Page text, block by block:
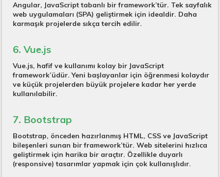
Angular, JavaScript tabanlı bir framework’tür. Tek sayfalık
web uygulamaları (SPA) geliştirmek için idealdir. Daha
karmaşık projelerde sıkça tercih edilir.
6. Vue.js
Vue.js, hafif ve kullanımı kolay bir JavaScript
framework’üdür. Yeni başlayanlar için öğrenmesi kolaydır
ve küçük projelerden büyük projelere kadar her yerde
kullanılabilir.
7. Bootstrap
Bootstrap, önceden hazırlanmış HTML, CSS ve JavaScript
bileşenleri sunan bir framework’tür. Web sitelerini hızlıca
geliştirmek için harika bir araçtır. Özellikle duyarlı
(responsive) tasarımlar yapmak için çok kullanışlıdır.